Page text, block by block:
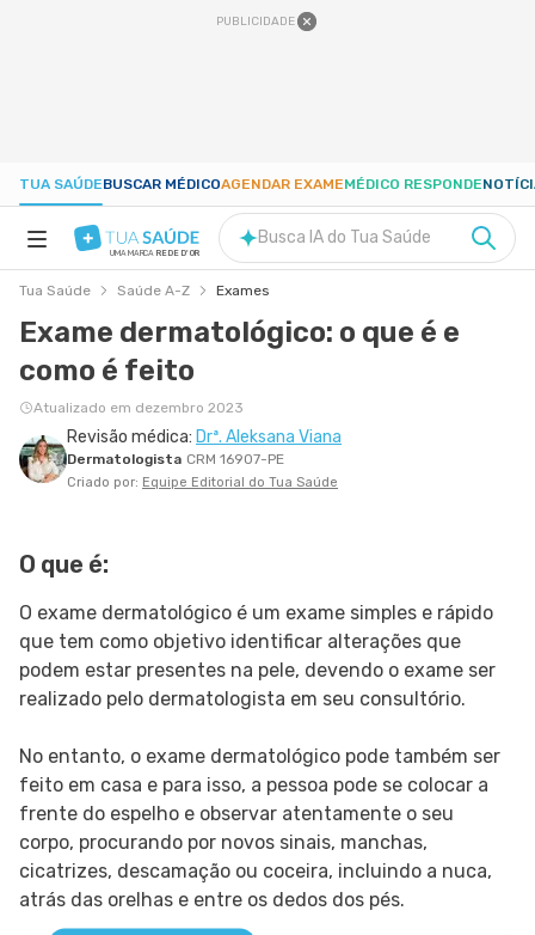
PUBLICIDADE
TUA SAÚDEBUSCAR MÉDICOAGENDAR EXAMEMÉDICO RESPONDE
NUTRIÇÃO
GRAVIDEZ
UMA MARCA REDE D'OR
Busca IA do Tua Saúde
Tua Saúde Saúde A-Z Exames
Exame dermatológico: o que é e
como é feito
Atualizado em dezembro 2023
Revisão médica: Drª. Aleksana Viana
Dermatologista CRM 16907-PE
Criado por: Equipe Editorial do Tua Saúde
O que é:
O exame dermatológico é um exame simples e rápido
que tem como objetivo identificar alterações que
podem estar presentes na pele, devendo o exame ser
realizado pelo dermatologista em seu consultório.
No entanto, o exame dermatológico pode também ser
feito em casa e para isso, a pessoa pode se colocar a
frente do espelho e observar atentamente o seu
corpo, procurando por novos sinais, manchas,
cicatrizes, descamação ou coceira, incluindo a nuca,
atrás das orelhas e entre os dedos dos pés.